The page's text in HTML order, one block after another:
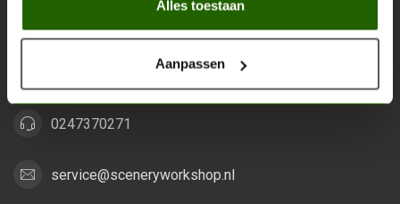
Alles toestaan
Aanpassen
Grootstalselaan 46
0247370271
service@sceneryworkshop.nl